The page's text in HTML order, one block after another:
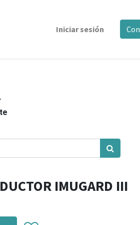
Iniciar sesión
IMUGARD III